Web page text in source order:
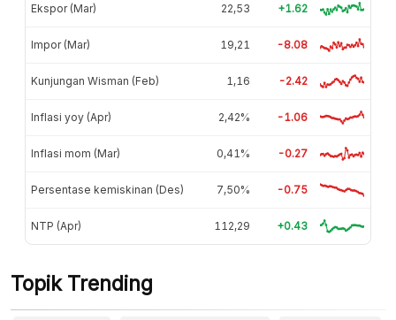
Ekspor (Mar) 22,53 +1.62
Impor (Mar) 19,21 -8.08
Kunjungan Wisman (Feb) 1,16 -2.42
Inflasi yoy (Apr) 2,42% -1.06
Inflasi mom (Mar) 0,41% -0.27
Persentase kemiskinan (Des) 7,50% -0.75
NTP (Apr) 112,29 +0.43
Topik Trending